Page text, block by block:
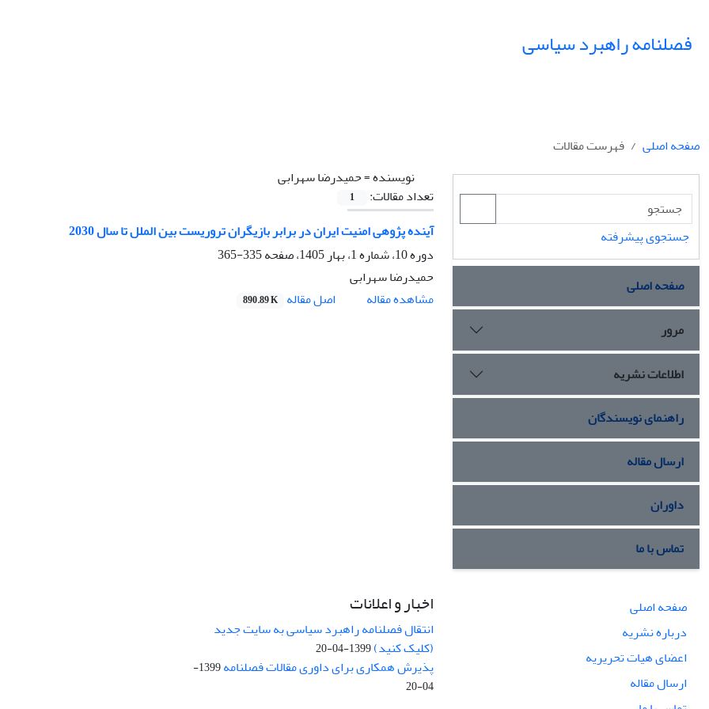
فصلنامه راهبرد سیاسی
صفحه اصلی
فهرست مقالات
نویسنده =حمیدرضا سهرابی
تعداد مقالات:
1
آینده پژوهی امنیت ایران در برابر بازیگران تروریست بین الملل تا سال 2030
دوره 10، شماره 1، بهار 1405، صفحه
335-365
حمیدرضا سهرابی
مشاهده مقاله
اصل مقاله 890.89 K
جستجوی پیشرفته
صفحه اصلی
مرور
اطلاعات نشریه
راهنمای نویسندگان
ارسال مقاله
داوران
تماس با ما
صفحه اصلی
درباره نشریه
اعضای هیات تحریریه
ارسال مقاله
اخبار و اعلانات
انتقال فصلنامه راهبرد سیاسی به سایت جدید
(کلیک کنید)1399-04-20
پذیرش همکاری برای داوری مقالات فصلنامه
1399-
04-20